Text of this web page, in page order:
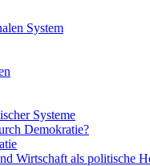
System
Systeme
Demokratie?
Wirtschaft als politische